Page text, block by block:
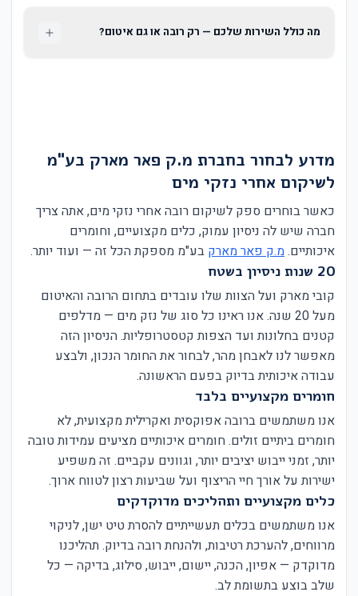
מה כולל השירות שלכם — רק רובה או גם איטום?
מדוע לבחור בחברת מ.ק פאר מארק בע"מ
לשיקום אחרי נזקי מים
כאשר בוחרים ספק לשיקום רובה אחרי נזקי מים, אתה צריך
חברה שיש לה ניסיון עמוק, כלים מקצועיים, וחומרים
איכותיים.מ.ק פאר מארק בע"מ מספקת הכל זה — ועוד יותר.
20 שנות ניסיון בשטח
קובי מארק ועל הצוות שלו עובדים בתחום הרובה והאיטום
מעל 20 שנה. אנו ראינו כל סוג של נזק מים — מדלפים
קטנים בחלונות ועד הצפות קטסטרופליות. הניסיון הזה
מאפשר לנו לאבחן מהר, לבחור את החומר הנכון, ולבצע
עבודה איכותית בדיוק בפעם הראשונה.
חומרים מקצועיים בלבד
אנו משתמשים ברובה אפוקסית ואקרילית מקצועית, לא
חומרים ביתיים זולים. חומרים איכותיים מציעים עמידות טובה
יותר, זמני ייבוש יציבים יותר, וגוונים עקביים. זה משפיע
ישירות על אורך חיי הריצוף ועל שביעות רצון לטווח ארוך.
כלים מקצועיים ותהליכים מדוקדקים
אנו משתמשים בכלים תעשייתיים להסרת טיט ישן, לניקוי
מרווחים, להערכת רטיבות, ולהנחת רובה בדיוק. תהליכנו
מדוקדק — אפיון, הכנה, יישום, ייבוש, סילוג, בדיקה — כל
שלב בוצע בתשומת לב.